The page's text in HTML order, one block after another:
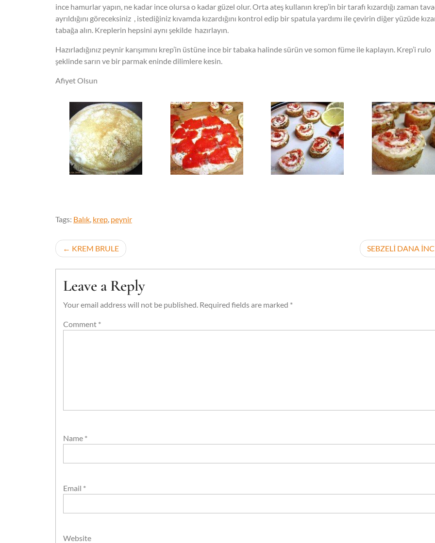
ince hamurlar yapın, ne kadar ince olursa o kadar güzel olur. Orta ateş kullanın krep’in bir tarafı kızardığı zaman
ayrıldığını göreceksiniz , istediğiniz kıvamda kızardığını kontrol edip bir spatula yardımı ile çevirin diğer yüzüde
tabağa alın. Kreplerin hepsini aynı şekilde hazırlayın.
Hazırladığınız peynir karışımını krep’in üstüne ince bir tabaka halinde sürün ve somon füme ile kaplayın. Krep’i rulo
şeklinde sarın ve bir parmak eninde dilimlere kesin.
Afiyet Olsun
Tags: Balık, krep, peynir
Post
navigation
KREM BRULE SEBZELİ DANA
Leave a Reply
Your email address will not be published. Required fields are marked *
Comment *
Name *
Email *
Website